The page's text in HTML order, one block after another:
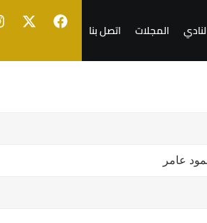
المجلات اتصل بنا
عامر